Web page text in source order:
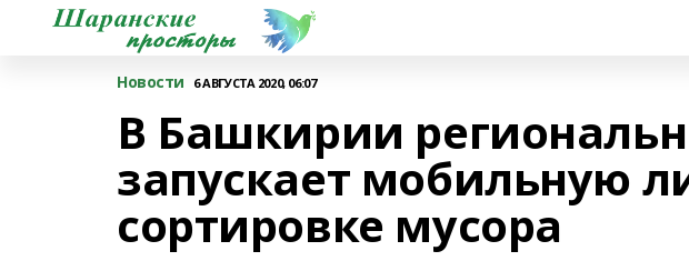
Новости 6 АВГУСТА 2020, 06:07
В Башкирии
запускает мобильную
сортировке мусора